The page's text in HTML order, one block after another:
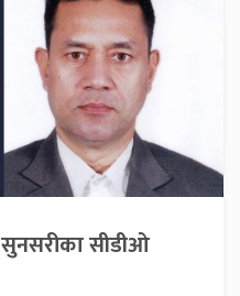
सीडीओ